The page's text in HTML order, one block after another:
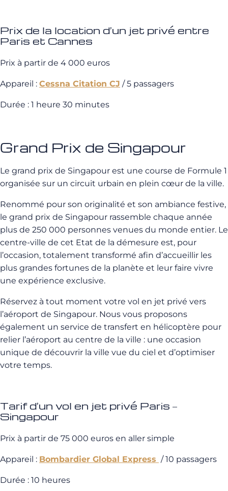
Prix de la location d’un jet privé entre
Paris et Cannes
Prix à partir de 4 000 euros
Appareil : Cessna Citation CJ / 5 passagers
Durée : 1 heure 30 minutes
Grand Prix de Singapour
Le grand prix de Singapour est une course de Formule 1
organisée sur un circuit urbain en plein cœur de la ville.
Renommé pour son originalité et son ambiance festive,
le grand prix de Singapour rassemble chaque année
plus de 250 000 personnes venues du monde entier. Le
centre-ville de cet Etat de la démesure est, pour
l’occasion, totalement transformé afin d’accueillir les
plus grandes fortunes de la planète et leur faire vivre
une expérience exclusive.
Réservez à tout moment votre vol en jet privé vers
l’aéroport de Singapour. Nous vous proposons
également un service de transfert en hélicoptère pour
relier l’aéroport au centre de la ville : une occasion
unique de découvrir la ville vue du ciel et d’optimiser
votre temps.
Tarif d’un vol en jet privé Paris –
Singapour
Prix à partir de 75 000 euros en aller simple
Appareil : Bombardier Global Express / 10 passagers
Durée : 10 heures